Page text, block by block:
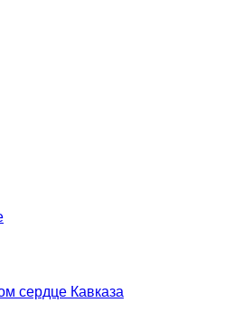
сердце Кавказа